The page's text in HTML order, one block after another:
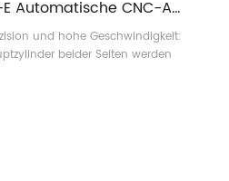
WF67K-E Automatische CNC-Abkantpresse CNC-Werkzeuge für Aluminiumbiegen Hydraulische Abkantpresse
und hohe Geschwindigkeit:
beider Seiten werden